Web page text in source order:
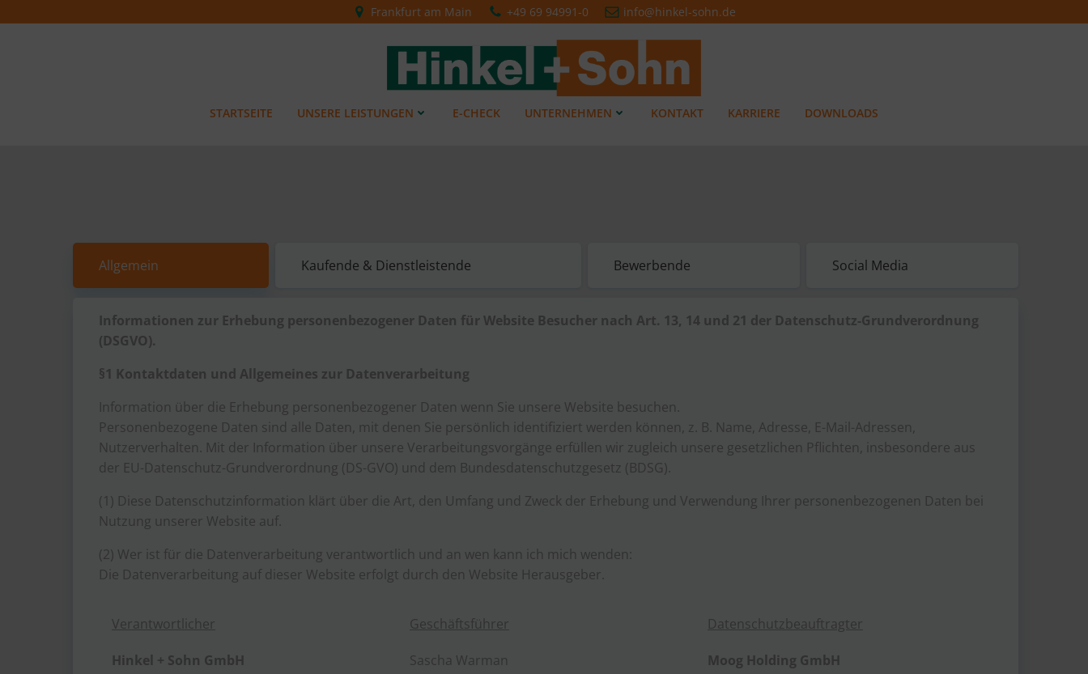
Inhalt
Frankfurt am Main +49 69 94991-0 info@hinkel-sohn.de
STARTSEITE UNSERE LEISTUNGEN E-CHECK UNTERNEHMEN KONTAKT KARRIERE DOWNLOADS
Allgemein Kaufende & Dienstleistende Bewerbende Social Media
Informationen zur Erhebung personenbezogener Daten für Website Besucher nach Art. 13, 14 und 21 der Datenschutz-Grundverordnung
(DSGVO).
§1 Kontaktdaten und Allgemeines zur Datenverarbeitung
Information über die Erhebung personenbezogener Daten wenn Sie unsere Website besuchen.
Personenbezogene Daten sind alle Daten, mit denen Sie persönlich identifiziert werden können, z. B. Name, Adresse, E-Mail-Adressen,
Nutzerverhalten. Mit der Information über unsere Verarbeitungsvorgänge erfüllen wir zugleich unsere gesetzlichen Pflichten, insbesondere aus
der EU-Datenschutz-Grundverordnung (DS-GVO) und dem Bundesdatenschutzgesetz (BDSG).
(1) Diese Datenschutzinformation klärt über die Art, den Umfang und Zweck der Erhebung und Verwendung Ihrer personenbezogenen Daten bei
Nutzung unserer Website auf.
(2) Wer ist für die Datenverarbeitung verantwortlich und an wen kann ich mich wenden:
Die Datenverarbeitung auf dieser Website erfolgt durch den Website Herausgeber.
Verantwortlicher
Hinkel + Sohn GmbH
Geschäftsführer
Sascha Warman
Datenschutzbeauftragter
Moog Holding GmbH